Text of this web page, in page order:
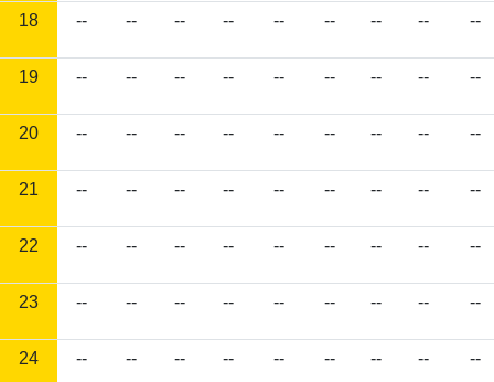
18 -- -- -- -- -- -- -- -- --
19 -- -- -- -- -- -- -- -- --
20 -- -- -- -- -- -- -- -- --
21 -- -- -- -- -- -- -- -- --
22 -- -- -- -- -- -- -- -- --
23 -- -- -- -- -- -- -- -- --
24 -- -- -- -- -- -- -- -- --